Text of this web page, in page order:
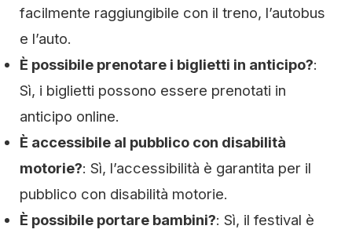
facilmente raggiungibile con il treno, l’autobus
e l’auto.
È possibile prenotare i biglietti in anticipo?:
Sì, i biglietti possono essere prenotati in
anticipo online.
È accessibile al pubblico con disabilità
motorie?: Sì, l’accessibilità è garantita per il
pubblico con disabilità motorie.
È possibile portare bambini?: Sì, il festival è